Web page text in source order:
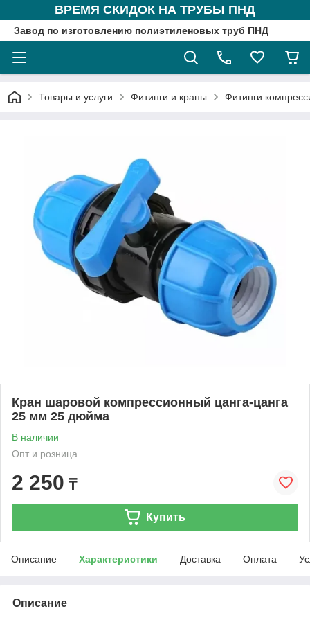
ВРЕМЯ СКИДОК НА ТРУБЫ ПНД
Завод по изготовлению полиэтиленовых труб ПНД
Товары и услуги Фитинги и краны Фитинги
Кран шаровой компрессионный цанга-цанга
25 мм 25 дюйма
В наличии
Опт и розница
2 250 ₸
Купить
Описание Характеристики Доставка Оплата
Описание